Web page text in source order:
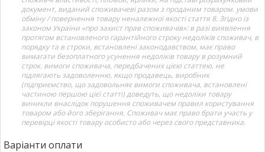
документ, виданий споживачеві разом з проданим товаром. умови
обміну / повернення товару неналежної якості стаття 8. Згідно із
законом України «про захист прав споживачів»: в разі виявлення
протягом встановленого гарантійного строку недоліків споживач, в
порядку та в строки, встановлені законодавством, має право
вимагати безоплатного усунення недоліків товару в розумний
строк. вимоги споживача, передбачених цією статтею, не
підлягають задоволенню, якщо продавець, виробник
(підприємство, що задовольняє вимоги споживача, встановлені
частиною першою цієї статті) доведуть, що недоліки товару
виникли внаслідок порушення споживачем правил користування
товаром або його зберігання. Споживач має право брати участь у
перевірці якості товару особисто або через свого представника.
Варіанти оплати